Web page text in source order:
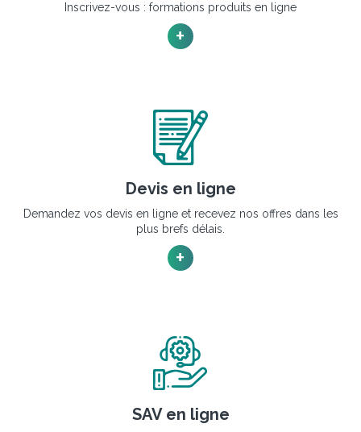
Inscrivez-vous : formations produits en ligne
+
Devis en ligne
Demandez vos devis en ligne et recevez nos offres dans les
plus brefs délais.
+
SAV en ligne